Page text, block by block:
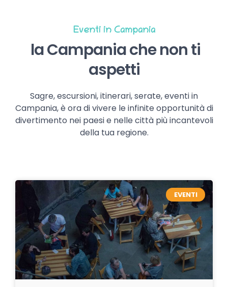
Eventi in Campania
la Campania che non ti
aspetti
Sagre, escursioni, itinerari, serate, eventi in
Campania, è ora di vivere le infinite opportunità di
divertimento nei paesi e nelle città più incantevoli
della tua regione.
EVENTI